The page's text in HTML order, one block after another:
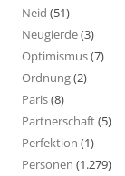
Neid (51)
Neugierde(3)
Optimismus(7)
Ordnung(2)
Paris(8)
Partnerschaft(5)
Perfektion (1)
Personen (1.279)